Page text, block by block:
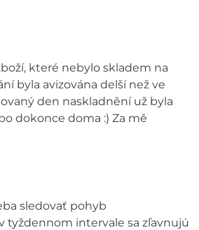
které nebylo skladem na
byla avizována delší než ve
den naskladnění už byla
dokonce doma :) Za mě
sledovať pohyb
tyždennom intervale sa zľavnujú